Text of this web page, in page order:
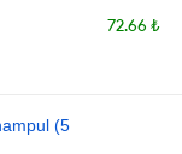
72.66 ₺
(5